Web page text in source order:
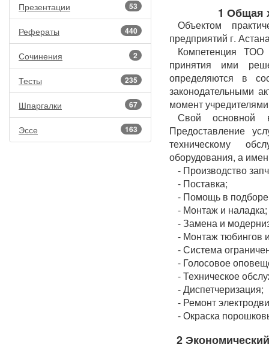
53
Презентации
440
Рефераты
2
Сочинения
235
Тесты
67
Шпаргалки
163
Эссе
1 Общая
Объектом
предприятий г.
Компетенция
принятия ими
определяются в
законодательными
момент
Свой основной
Предоставление
техническому
оборудования, а
- Производство
- Поставка;
- Помощь в
- Монтаж и наладка;
- Замена и
- Монтаж тюбингов
- Система
- Голосовое
- Техническое
- Диспетчеризация;
- Ремонт
- Окраска
2